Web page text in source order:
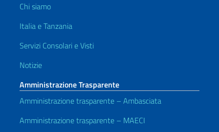
Chi siamo
Italia e Tanzania
Servizi Consolari e Visti
Notizie
Amministrazione Trasparente
Amministrazione trasparente – Ambasciata
Amministrazione trasparente – MAECI